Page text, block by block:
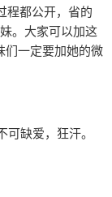
程都公开，省的
。大家可以加这
们一定要加她的微
可缺爱，狂汗。